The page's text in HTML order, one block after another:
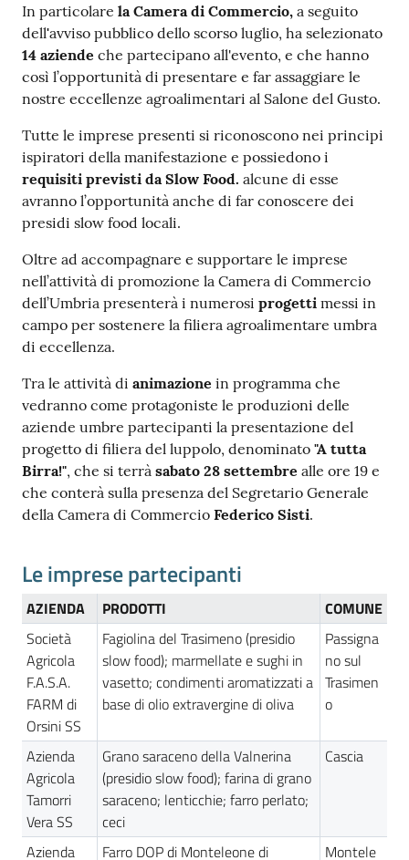
In particolare la Camera di Commercio, a seguito
dell'avviso pubblico dello scorso luglio, ha selezionato
14 aziende che partecipano all'evento, e che hanno
così l’opportunità di presentare e far assaggiare le
nostre eccellenze agroalimentari al Salone del Gusto.
Tutte le imprese presenti si riconoscono nei principi
ispiratori della manifestazione e possiedono i
requisiti previsti da Slow Food. alcune di esse
avranno l’opportunità anche di far conoscere dei
presidi slow food locali.
Oltre ad accompagnare e supportare le imprese
nell’attività di promozione la Camera di Commercio
dell’Umbria presenterà i numerosi progetti messi in
campo per sostenere la filiera agroalimentare umbra
di eccellenza.
Tra le attività di animazione in programma che
vedranno come protagoniste le produzioni delle
aziende umbre partecipanti la presentazione del
progetto di filiera del luppolo, denominato "A tutta
Birra!", che si terrà sabato 28 settembre alle ore 19 e
che conterà sulla presenza del Segretario Generale
della Camera di Commercio Federico Sisti.
Le imprese partecipanti
AZIENDA PRODOTTI
COMUNE
Società
Agricola
F.A.S.A.
FARM di
Orsini SS
Fagiolina del Trasimeno (presidio
slow food); marmellate e sughi in
vasetto; condimenti aromatizzati a
base di olio extravergine di oliva
Passigna
no sul
Trasimen
o
Azienda
Agricola
Tamorri
Vera SS
Grano saraceno della Valnerina
(presidio slow food); farina di grano
saraceno; lenticchie; farro perlato;
ceci
Cascia
Azienda Farro DOP di Monteleone di Montele